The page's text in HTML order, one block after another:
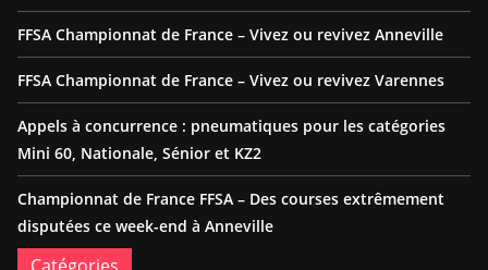
FFSA Championnat de France – Vivez ou revivez Anneville
FFSA Championnat de France – Vivez ou revivez Varennes
Appels à concurrence : pneumatiques pour les catégories
Mini 60, Nationale, Sénior et KZ2
Championnat de France FFSA – Des courses extrêmement
disputées ce week-end à Anneville